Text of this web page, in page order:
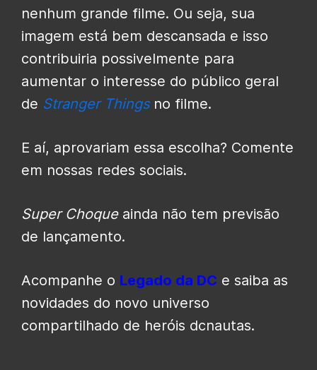
nenhum grande filme. Ou seja, sua
imagem está bem descansada e isso
contribuiria possivelmente para
aumentar o interesse do público geral
de Stranger Thingsno filme.
E aí, aprovariam essa escolha? Comente
em nossas redes sociais.
Super Choqueainda não tem previsão
de lançamento.
Acompanhe o Legado da DC e saiba as
novidades do novo universo
compartilhado de heróis dcnautas.